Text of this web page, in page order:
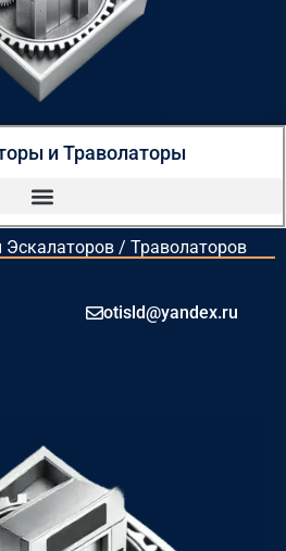
и Траволаторы
/ Траволаторов
otisld@yandex.ru